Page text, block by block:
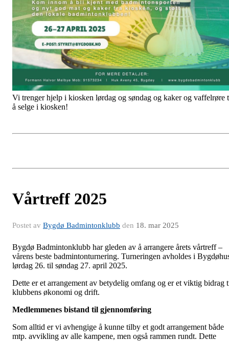
Vi trenger hjelp i kiosken lørdag og søndag og kaker og vaffelrøre
å selge i kiosken!
Vårtreff 2025
Postet av Bygdø Badmintonklubb den 18. mar 2025
Bygdø Badmintonklubb har gleden av å arrangere årets vårtreff –
vårens beste badmintonturnering. Turneringen avholdes i
lørdag 26. til søndag 27. april 2025.
Dette er et arrangement av betydelig omfang og er et viktig bidrag
klubbens økonomi og drift.
Medlemmenes bistand til gjennomføring
Som alltid er vi avhengige å kunne tilby et godt arrangement både
mtp. avvikling av alle kampene, men også rammen rundt. Dette